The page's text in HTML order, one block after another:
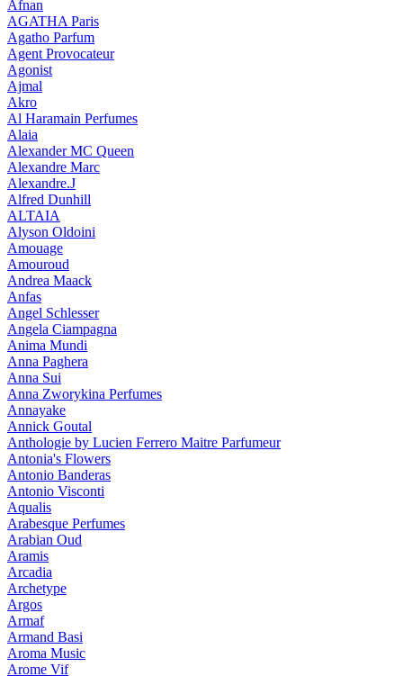
Afnan
AGATHA Paris
Agatho Parfum
Agent Provocateur
Agonist
Ajmal
Akro
Al Haramain Perfumes
Alaia
Alexander MC Queen
Alexandre Marc
Alexandre.J
Alfred Dunhill
ALTAIA
Alyson Oldoini
Amouage
Amouroud
Andrea Maack
Anfas
Angel Schlesser
Angela Ciampagna
Anima Mundi
Anna Paghera
Anna Sui
Anna Zworykina Perfumes
Annayake
Annick Goutal
Anthologie by Lucien Ferrero Maitre Parfumeur
Antonia's Flowers
Antonio Banderas
Antonio Visconti
Aqualis
Arabesque Perfumes
Arabian Oud
Aramis
Arcadia
Archetype
Argos
Armaf
Armand Basi
Aroma Music
Arome Vif